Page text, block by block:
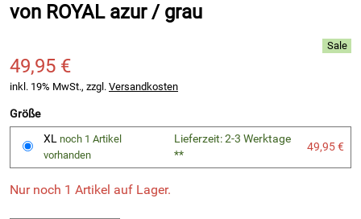
von ROYAL azur / grau
49,95 €
inkl. 19% MwSt., zzgl. Versandkosten
Größe
XL noch 1 Artikel
vorhanden
Lieferzeit: 2-3 Werktage
**
49,95 €
Nur noch 1 Artikel auf Lager.